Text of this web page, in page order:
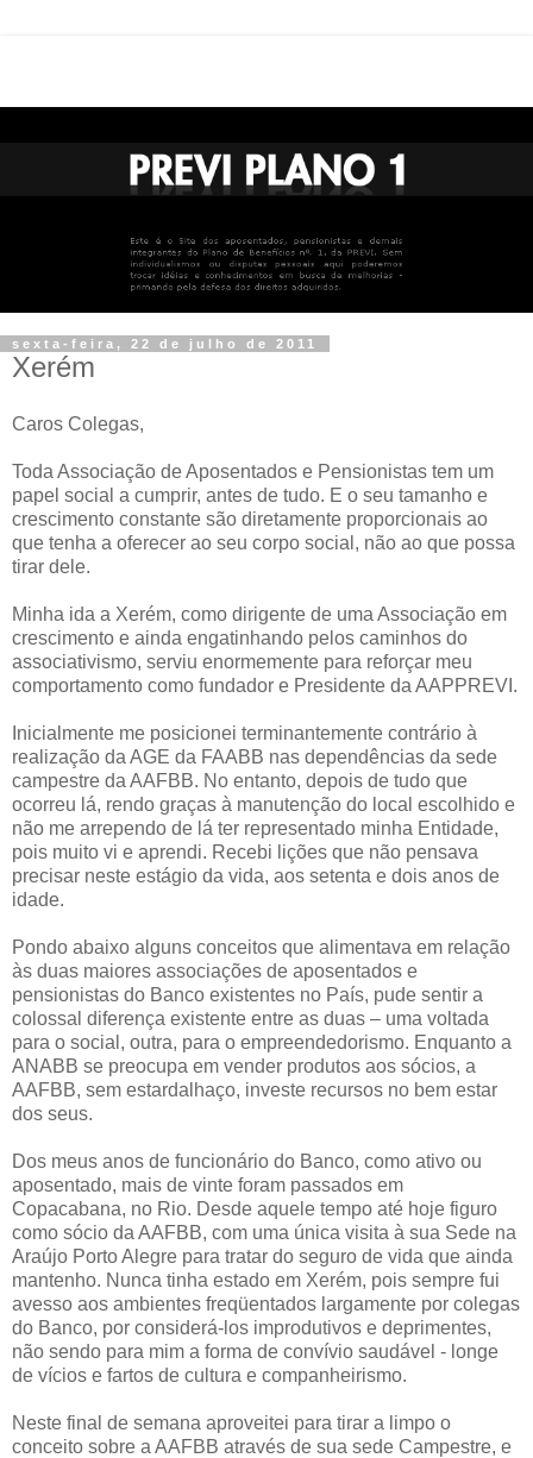
sexta-feira, 22 de julho de 2011
Xerém
Caros Colegas,
Toda Associação de Aposentados e Pensionistas tem um
papel social a cumprir, antes de tudo. E o seu tamanho e
crescimento constante são diretamente proporcionais ao
que tenha a oferecer ao seu corpo social, não ao que possa
tirar dele.
Minha ida a Xerém, como dirigente de uma Associação em
crescimento e ainda engatinhando pelos caminhos do
associativismo, serviu enormemente para reforçar meu
comportamento como fundador e Presidente da AAPPREVI.
Inicialmente me posicionei terminantemente contrário à
realização da AGE da FAABB nas dependências da sede
campestre da AAFBB. No entanto, depois de tudo que
ocorreu lá, rendo graças à manutenção do local escolhido e
não me arrependo de lá ter representado minha Entidade,
pois muito vi e aprendi. Recebi lições que não pensava
precisar neste estágio da vida, aos setenta e dois anos de
idade.
Pondo abaixo alguns conceitos que alimentava em relação
às duas maiores associações de aposentados e
pensionistas do Banco existentes no País, pude sentir a
colossal diferença existente entre as duas – uma voltada
para o social, outra, para o empreendedorismo. Enquanto a
ANABB se preocupa em vender produtos aos sócios, a
AAFBB, sem estardalhaço, investe recursos no bem estar
dos seus.
Dos meus anos de funcionário do Banco, como ativo ou
aposentado, mais de vinte foram passados em
Copacabana, no Rio. Desde aquele tempo até hoje figuro
como sócio da AAFBB, com uma única visita à sua Sede na
Araújo Porto Alegre para tratar do seguro de vida que ainda
mantenho. Nunca tinha estado em Xerém, pois sempre fui
avesso aos ambientes freqüentados largamente por colegas
do Banco, por considerá-los improdutivos e deprimentes,
não sendo para mim a forma de convívio saudável - longe
de vícios e fartos de cultura e companheirismo.
Neste final de semana aproveitei para tirar a limpo o
conceito sobre a AAFBB através de sua sede Campestre, e